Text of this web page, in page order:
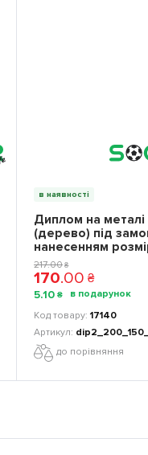
в наявності
Диплом на металі
(дерево) під
нанесенням
200*150 мм
217.00 ₴
170.00 ₴
5.10 ₴
17140
до порівняння